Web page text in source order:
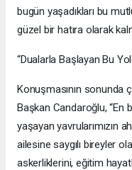
bugün yaşadıkları bu
güzel bir hatıra olarak
“Dualarla Başlayan Bu
Konuşmasının sonunda
Başkan Candaroğlu, “En
yaşayan yavrularımızın
ailesine saygılı bireyler
askerliklerini, eğitim